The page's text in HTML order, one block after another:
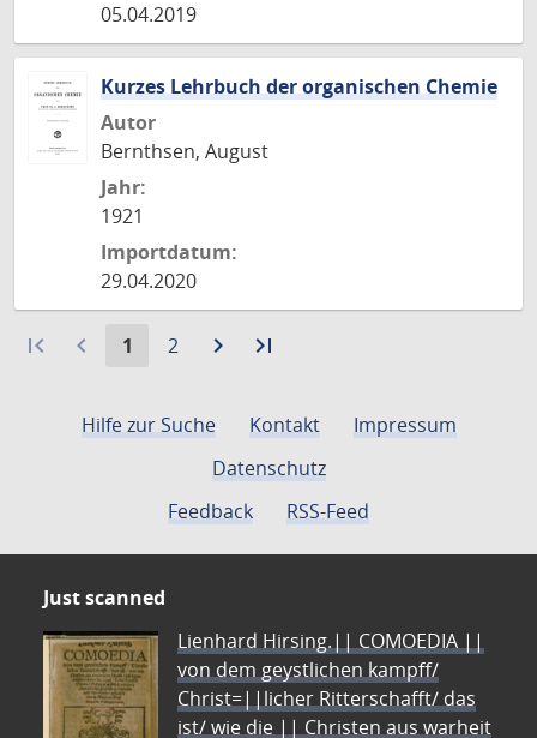
05.04.2019
Kurzes Lehrbuch der organischen Chemie
Autor
Bernthsen, August
Jahr:
1921
Importdatum:
29.04.2020
first_page navigate_before
Aktuelle
1
Gehe
2 navigate_next
Zurlast_page
Hilfe zur Suche
Kontakt
Impressum
Datenschutz
Feedback
RSS-Feed
Just scanned
Lienhard Hirsing.|| COMOEDIA ||
von dem geystlichen kampff/
Christ=||licher Ritterschafft/ das
ist/ wie die || Christen aus warheit